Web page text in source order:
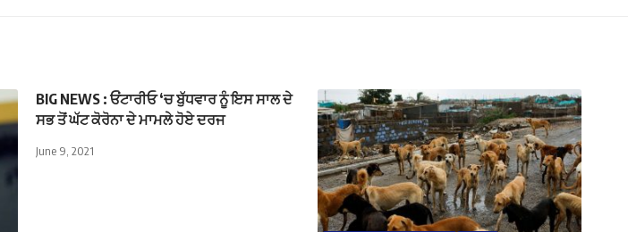
BIG NEWS : ਓਂਟਾਰੀਓ ‘ਚ ਬੁੱਧਵਾਰ ਨੂੰ ਇਸ ਸਾਲ ਦੇ
ਸਭ ਤੋਂ ਘੱਟ ਕੋਰੋਨਾ ਦੇ ਮਾਮਲੇ ਹੋਏ ਦਰਜ
June 9, 2021